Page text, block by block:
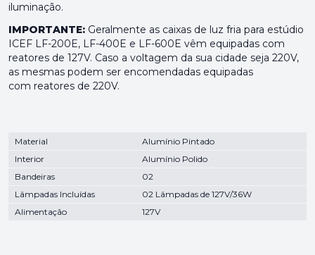
iluminação.
IMPORTANTE: Geralmente as caixas de luz fria para estúdio
ICEF LF-200E, LF-400E e LF-600E vêm equipadas com
reatores de 127V. Caso a voltagem da sua cidade seja 220V,
as mesmas podem ser encomendadas equipadas
com reatores de 220V.
Material
Alumínio Pintado
Interior
Alumínio Polido
Bandeiras
02
Lâmpadas Incluídas
02 Lâmpadas de 127V/36W
Alimentação
127V